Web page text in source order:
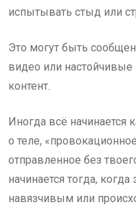
испытывать стыд или
Это могут быть
видео или
контент.
Иногда всё начинается
о теле,
отправленное без
начинается тогда,
навязчивым или